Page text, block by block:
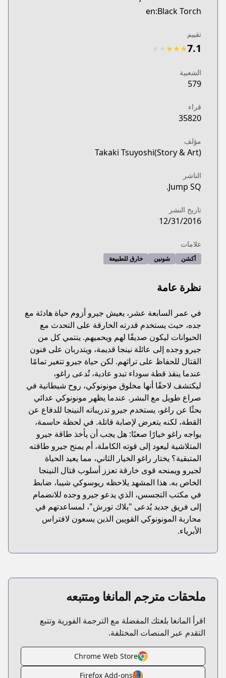
en:Black Torch
تقييم
7.1
★
★
★
الشعبية
579
قراء
35820
مؤلف
Takaki Tsuyoshi(Story & Art)
الناشر
Jump SQ.
تاريخ النشر
12/31/2016
علامات
أكشن شونين خارق للطبيعة
نظرة عامة
في عمر السابعة عشر، يعيش جيرو أزوم حياة هادئة مع
جده، حيث يستخدم قدرته الخارقة على التحدث مع
الحيوانات ليكون صديقًا لهم ويحميهم. ينتمي كل من
جيرو وجده إلى عائلة نينجا قديمة، ويتدربان على فنون
القتال للحفاظ على تراثهم. لكن حياة جيرو تتغير تمامًا
عندما ينقذ قطة سوداء تبدو عادية، تُدعى راغو،
ليكتشف لاحقًا أنها مخلوق مونونوكي، روح شيطانية في
صراع طويل مع البشر. عندما يظهر مونونوكي عدائي
بحثًا عن راغو، يستخدم جيرو تدريباته النينجا للدفاع عن
القطة، لكنه يتعرض لإصابة قاتلة. في لحظة حاسمة،
يواجه راغو خيارًا صعبًا: هل يجب أن يأخذ طاقة جيرو
المتلاشية ليعود إلى قوته الكاملة، أم يمنح جيرو طاقته
المتبقية؟ يختار راغو الخيار الثاني، مما يعيد الحياة
لجيرو ويمنحه قوى خارقة تعزز أسلوب قتال النينجا
الخاص به. هذا المشهد يلاحظه ريوسوكي شيبا، ضابط
في مكتب التجسس، الذي يدعو جيرو وجده للانضمام
إلى فريق جديد يُدعى "بلاك تورش"، لمساعدتهم في
محاربة المونونوكي القويين الذين يسعون لافتراس
الأبرياء.
ملحقات مترجم المانغا ومتتبعه
اقرأ المانغا بلغتك المفضلة مع الترجمة الفورية وتتبع
التقدم عبر المنصات المختلفة.
Chrome Web Store
Firefox Add-ons